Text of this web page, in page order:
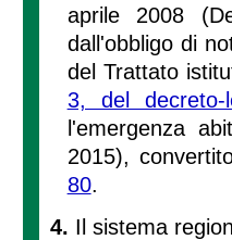
aprile 2008
dall'obbligo di
del Trattato
3, del
l'emergenza
2015),
80.
4. Il sistema